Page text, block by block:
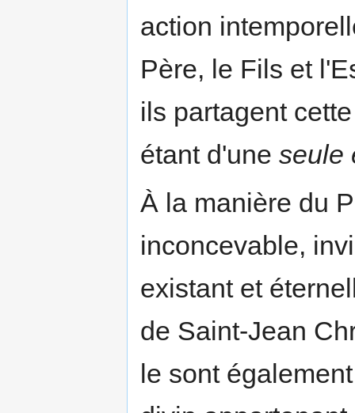
action
Père, le Fils et
ils partagent
étant d'une seule
À la manière du
inconcevable,
existant et
de Saint-Jean
le sont